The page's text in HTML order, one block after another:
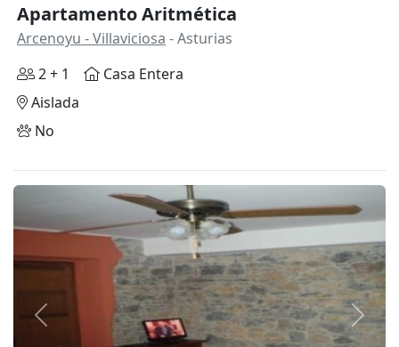
Apartamento Aritmética
Arcenoyu - Villaviciosa - Asturias
2 + 1
Casa Entera
Aislada
No
Anterior